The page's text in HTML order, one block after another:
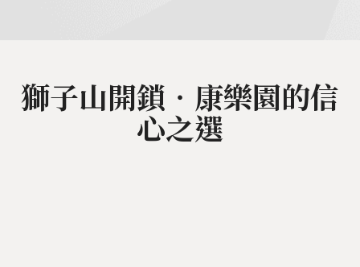
獅子山開鎖‧康樂園的信
心之選